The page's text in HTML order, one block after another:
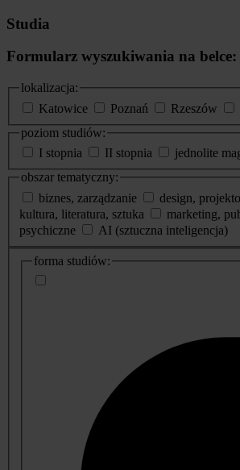
Studia
Formularz wyszukiwania na
lokalizacja:
Katowice
Poznań Rzeszów
poziom studiów:
I stopnia
II stopnia jednolite
obszar tematyczny:
biznes, zarządzanie
design,
kultura, literatura, sztuka
marketing,
psychiczne
AI (sztuczna inteligencja)
dodatkowe
informacje
forma studiów: